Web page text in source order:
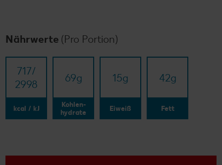
Nährwerte (Pro Portion)
717/​
2998
kcal / kJ
69g
Kohlen-
hydrate
15g
Eiweiß
42g
Fett